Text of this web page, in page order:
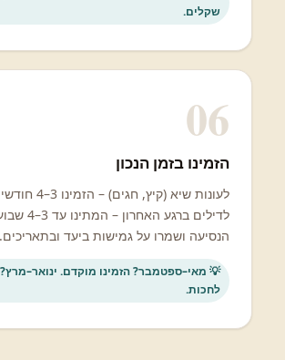
שקלים.
06
הזמינו בזמן הנכון
לעונות שיא (קיץ,
לדילים ברגע
הנסיעה ושמרו על גמישות ביעד ובתאריכים.
💡 מאי–ספטמבר? הזמינו מוקדם.
לחכות.